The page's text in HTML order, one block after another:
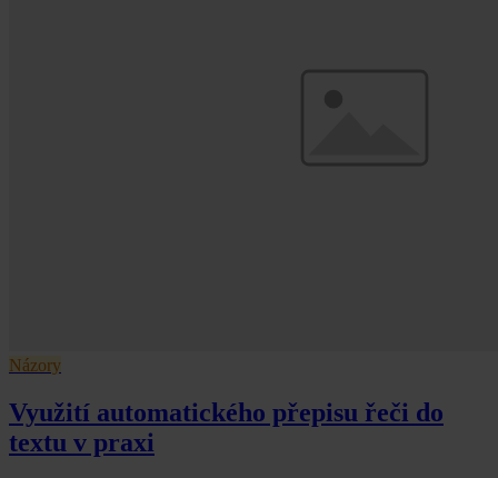
Názory
Využití automatického přepisu řeči do
textu v praxi